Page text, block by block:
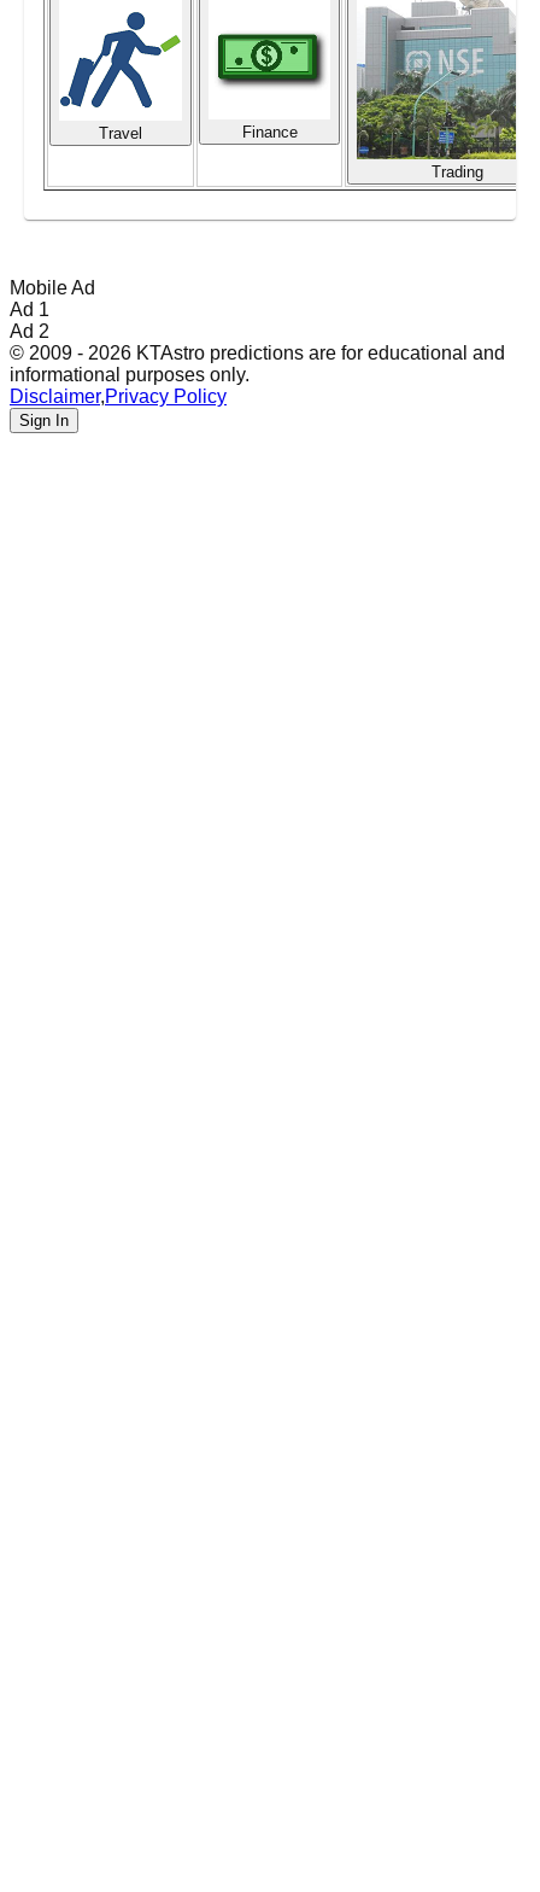
Travel Finance
Trading
Mobile Ad
Ad 1
Ad 2
© 2009 - 2026 KTAstro predictions are for educational and
informational purposes only.
Disclaimer,Privacy Policy
Sign In